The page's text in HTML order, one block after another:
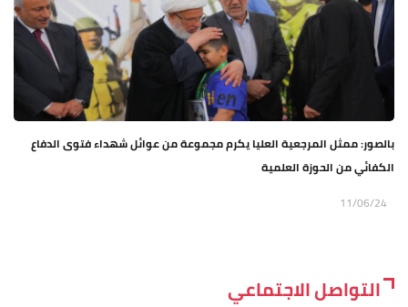
بالصور: ممثل المرجعية العليا يكرم مجموعة من عوائل شهداء فتوى الدفاع
الكفائي من الحوزة العلمية
11/06/24
التواصل الاجتماعي